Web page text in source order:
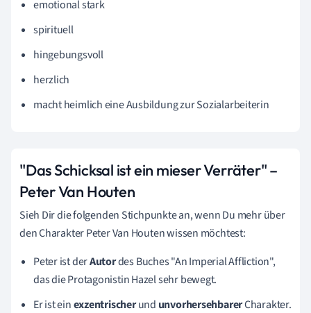
emotional stark
spirituell
hingebungsvoll
herzlich
macht heimlich eine Ausbildung zur Sozialarbeiterin
"Das Schicksal ist ein mieser Verräter" –
Peter Van Houten
Sieh Dir die folgenden Stichpunkte an, wenn Du mehr über
den Charakter Peter Van Houten wissen möchtest:
Peter ist derAutordes Buches "An Imperial Affliction",
das die Protagonistin Hazel sehr bewegt.
Er ist einexzentrischerund unvorhersehbarerCharakter.